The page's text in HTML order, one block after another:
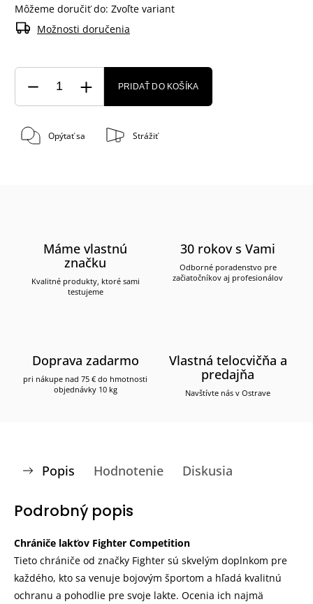
Môžeme doručiť do: Zvoľte variant
Možnosti doručenia
PRIDAŤ DO KOŠÍKA
Opýtať sa Strážiť
Máme vlastnú
značku
Kvalitné produkty, ktoré sami
testujeme
30 rokov s Vami
Odborné poradenstvo pre
začiatočníkov aj profesionálov
Doprava zadarmo
pri nákupe nad 75 € do hmotnosti
objednávky 10 kg
Vlastná telocvičňa a
predajňa
Navštívte nás v Ostrave
Popis Hodnotenie Diskusia
Podrobný popis
Chrániče lakťov Fighter Competition
Tieto chrániče od značky Fighter sú skvelým doplnkom pre
každého, kto sa venuje bojovým športom a hľadá kvalitnú
ochranu a pohodlie pre svoje lakte. Ocenia ich najmä